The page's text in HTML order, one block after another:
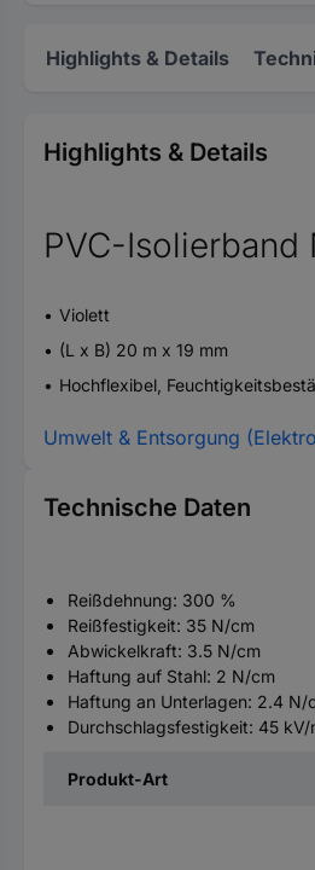
Highlights & Details
Highlights & Details
PVC-Isolierband
Violett
(L x B) 20 m x 19 mm
Hochflexibel,
Umwelt & Entsorgung
Technische Daten
Reißdehnung: 300 %
Reißfestigkeit: 35 N/cm
Abwickelkraft: 3.5 N/cm
Haftung auf Stahl: 2 N/cm
Haftung an Unterlagen: 2.4 N/
Durchschlagsfestigkeit: 45 kV/
Produkt-Art